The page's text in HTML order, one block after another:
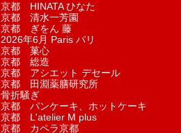
京都 HINATA ひなた
京都 清水一芳園
京都 ぎをん 藤
2026年6月 Paris パリ
京都 菓​心
京都 総造
京都 アシエット デセール
京都 田淵薬膳研究所
骨折騒ぎ
京都 パンケーキ、ホットケーキ
京都 L'atelier M plus
京都 カペラ京都